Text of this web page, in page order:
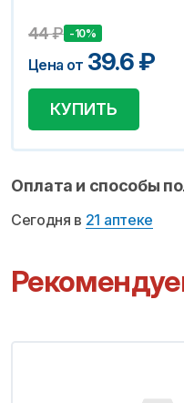
44₽ -10%
Цена от 39.6₽
КУПИТЬ
Оплата и способы
Сегодня в 21 аптеке